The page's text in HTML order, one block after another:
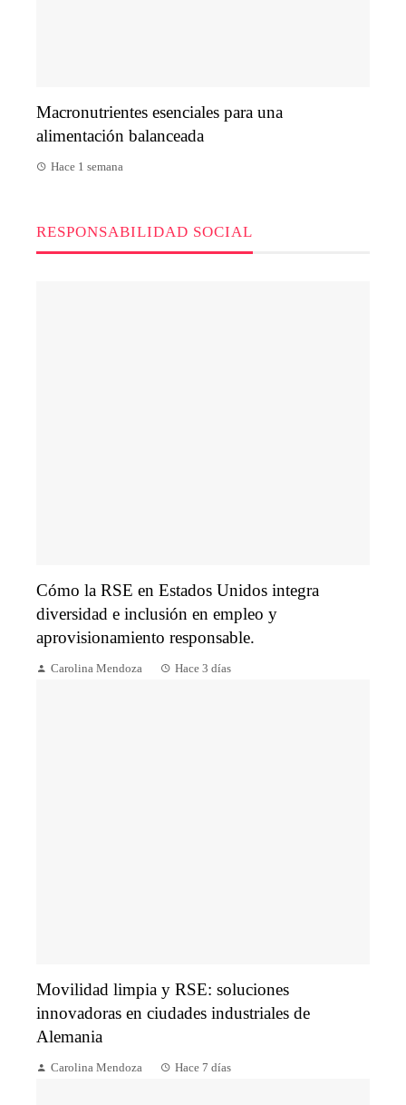
Macronutrientes esenciales para una
alimentación balanceada
Hace 1 semana
RESPONSABILIDAD SOCIAL
Cómo la RSE en Estados Unidos integra
diversidad e inclusión en empleo y
aprovisionamiento responsable.
Carolina Mendoza Hace 3 días
Movilidad limpia y RSE: soluciones
innovadoras en ciudades industriales de
Alemania
Carolina Mendoza Hace 7 días